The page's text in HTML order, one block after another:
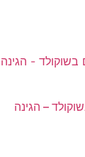
– הגינה